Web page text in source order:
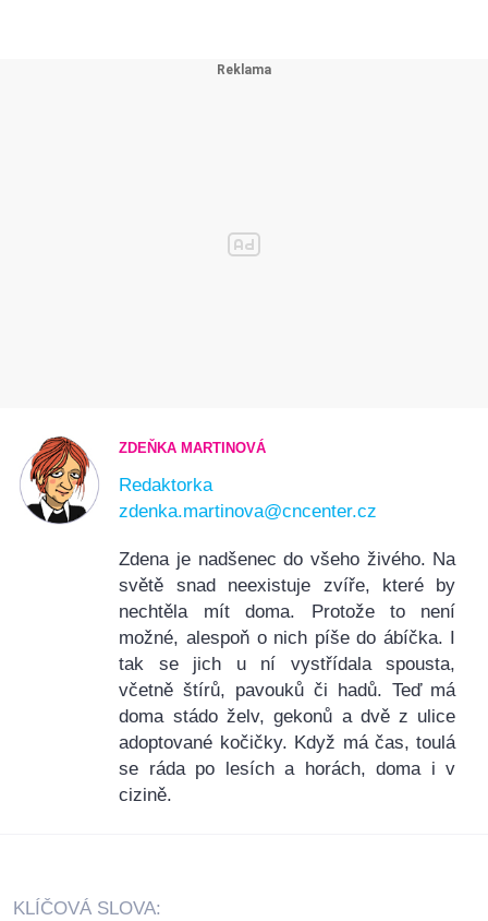
ZDEŇKA MARTINOVÁ
Redaktorka
zdenka.martinova@cncenter.cz
Zdena je nadšenec do všeho živého. Na
světě snad neexistuje zvíře, které by
nechtěla mít doma. Protože to není
možné, alespoň o nich píše do ábíčka. I
tak se jich u ní vystřídala spousta,
včetně štírů, pavouků či hadů. Teď má
doma stádo želv, gekonů a dvě z ulice
adoptované kočičky. Když má čas, toulá
se ráda po lesích a horách, doma i v
cizině.
KLÍČOVÁ SLOVA: